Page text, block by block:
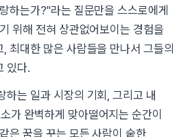
하는가?"라는 질문만을 스스로에게
위해 전혀 상관없어보이는 경험을
최대한 많은 사람들을 만나서 그들의
있다.
하는 일과 시장의 기회, 그리고 내
가 완벽하게 맞아떨어지는 순간이
은 꿈을 꾸는 모든 사람이 숱한